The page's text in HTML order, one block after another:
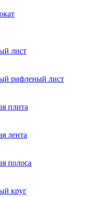
лист
рифленый лист
плита
лента
полоса
круг